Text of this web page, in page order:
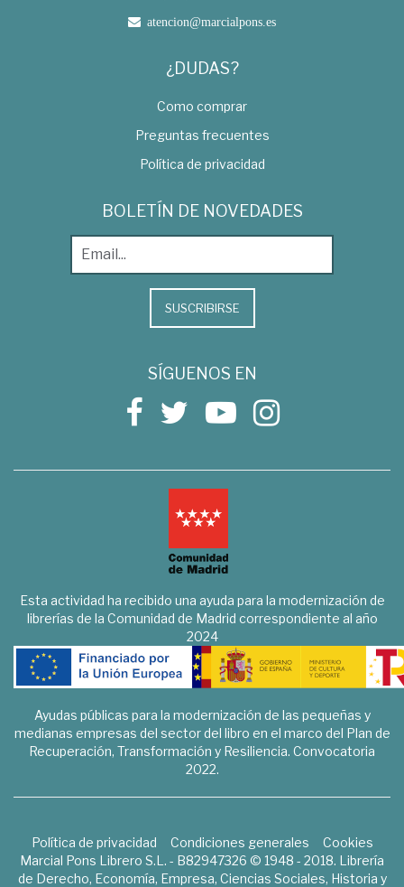
atencion@marcialpons.es
¿DUDAS?
Como comprar
Preguntas frecuentes
Política de privacidad
BOLETÍN DE NOVEDADES
SUSCRIBIRSE
SÍGUENOS EN
Esta actividad ha recibido una ayuda para la modernización de
librerías de la Comunidad de Madrid correspondiente al año
2024
Ayudas públicas para la modernización de las pequeñas y
medianas empresas del sector del libro en el marco del Plan de
Recuperación, Transformación y Resiliencia. Convocatoria
2022.
Política de privacidad Condiciones generales
Cookies
Marcial Pons Librero S.L. - B82947326 © 1948 - 2018. Librería
de Derecho, Economía, Empresa, Ciencias Sociales, Historia y